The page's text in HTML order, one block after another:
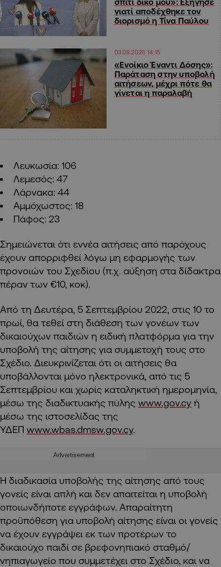
γιατί αποδέχθηκε τον
διορισμό η Τίνα Παύλου
03.08.2026 14:15
«Ενοίκιο Έναντι Δόσης»:
Παράταση στην υποβολή
αιτήσεων, μέχρι πότε θα
γίνεται η παραλαβή
Λευκωσία: 106
Λεμεσός: 47
Λάρνακα: 44
Αμμόχωστος: 18
Πάφος: 23
Σημειώνεται ότι εννέα αιτήσεις από παρόχους
έχουν απορριφθεί λόγω μη εφαρμογής των
προνοιών του Σχεδίου (π.χ. αύξηση στα δίδακτρα
πέραν των €10, κοκ).
Από τη Δευτέρα, 5 Σεπτεμβρίου 2022, στις 10 το
πρωί, θα τεθεί στη διάθεση των γονέων των
δικαιούχων παιδιών η ειδική πλατφόρμα για την
υποβολή της αίτησης για συμμετοχή τους στο
Σχέδιο. Διευκρινίζεται ότι οι αιτήσεις θα
υποβάλλονται μόνο ηλεκτρονικά, από τις 5
Σεπτεμβρίου και χωρίς καταληκτική ημερομηνία,
μέσω της διαδικτυακής πύλης www.gov.cy ή
μέσω της ιστοσελίδας της
ΥΔΕΠ www.wbas.dmsw.gov.cy.
Advertisement
Η διαδικασία υποβολής της αίτησης από τους
γονείς είναι απλή και δεν απαιτείται η υποβολή
οποιωνδήποτε εγγράφων. Απαραίτητη
προϋπόθεση για υποβολή αίτησης είναι οι γονείς
να έχουν εγγράψει εκ των προτέρων το
δικαιούχο παιδί σε βρεφονηπιακό σταθμό/
νηπιαγωγείο που συμμετέχει στο Σχέδιο, και να